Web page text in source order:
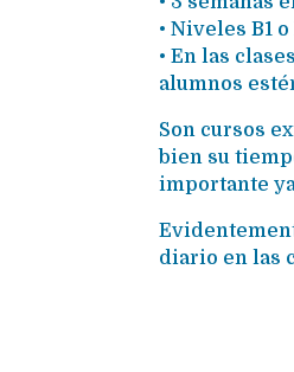
• Niveles B1
• En las
alumnos
Son cursos
bien su
importante
diario en las